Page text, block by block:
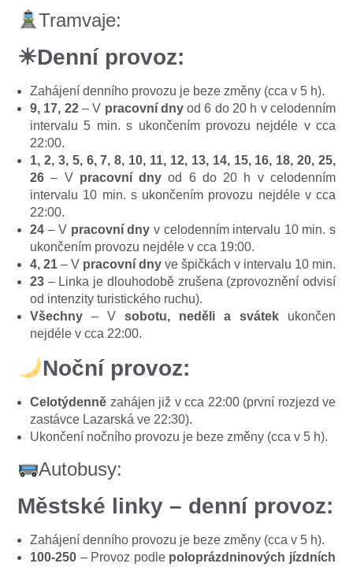
Tramvaje:
☀Denní provoz:
Zahájení denního provozu je beze změny (cca v 5 h).
9, 17, 22– V pracovní dnyod 6 do 20 h v celodenním
intervalu 5 min. s ukončením provozu nejdéle v cca
22:00.
1, 2, 3, 5, 6, 7, 8, 10, 11, 12, 13, 14, 15, 16, 18, 20, 25,
26 – V pracovní dny od 6 do 20 h v celodenním
intervalu 10 min. s ukončením provozu nejdéle v cca
22:00.
24 – V pracovní dny v celodenním intervalu 10 min. s
ukončením provozu nejdéle v cca 19:00.
4, 21 – V pracovní dny ve špičkách v intervalu 10 min.
23 – Linka je dlouhodobě zrušena (zprovoznění odvisí
od intenzity turistického ruchu).
Všechny – V sobotu, neděli a svátek ukončen
nejdéle v cca 22:00.
Noční provoz:
Celotýdenně zahájen již v cca 22:00 (první rozjezd ve
zastávce Lazarská ve 22:30).
Ukončení nočního provozu je beze změny (cca v 5 h).
Autobusy:
Městské linky – denní provoz:
Zahájení denního provozu je beze změny (cca v 5 h).
100-250 – Provoz podle poloprázdninových jízdních